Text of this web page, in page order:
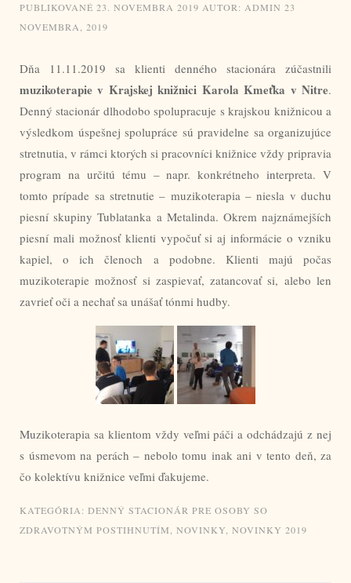
PUBLIKOVANÉ 23. NOVEMBRA 2019 AUTOR: ADMIN 23
NOVEMBRA, 2019
Dňa 11.11.2019 sa klienti denného stacionára zúčastnili
muzikoterapie v Krajskej knižnici Karola Kmeťka v Nitre.
Denný stacionár dlhodobo spolupracuje s krajskou knižnicou a
výsledkom úspešnej spolupráce sú pravidelne sa organizujúce
stretnutia, v rámci ktorých si pracovníci knižnice vždy pripravia
program na určitú tému – napr. konkrétneho interpreta. V
tomto prípade sa stretnutie – muzikoterapia – niesla v duchu
piesní skupiny Tublatanka a Metalinda. Okrem najznámejších
piesní mali možnosť klienti vypočuť si aj informácie o vzniku
kapiel, o ich členoch a podobne. Klienti majú počas
muzikoterapie možnosť si zaspievať, zatancovať si, alebo len
zavrieť oči a nechať sa unášať tónmi hudby.
Muzikoterapia sa klientom vždy veľmi páči a odchádzajú z nej
s úsmevom na perách – nebolo tomu inak ani v tento deň, za
čo kolektívu knižnice veľmi ďakujeme.
KATEGÓRIA: DENNÝ STACIONÁR PRE OSOBY SO
ZDRAVOTNÝM POSTIHNUTÍM, NOVINKY, NOVINKY 2019